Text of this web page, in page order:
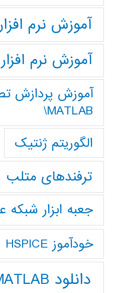
آموزش نرم افزار MATLAB
آموزش نرم
آموزش پردازش
MATLAB\
الگوریتم ژنتیک
ترفندهای متلب
جعبه ابزار
خودآموز HSPICE
دانلود MATLAB